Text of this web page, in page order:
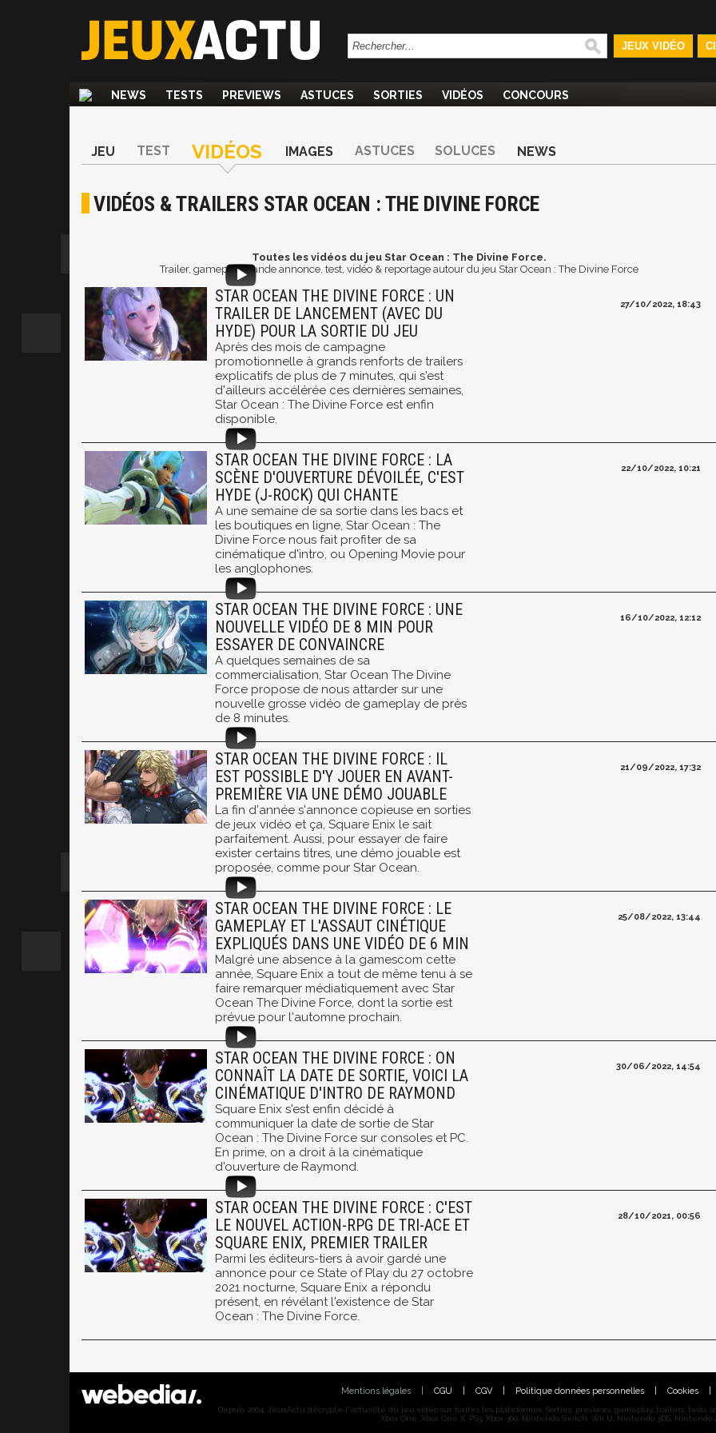
JEUX VIDÉO
NEWS TESTS PREVIEWS ASTUCES SORTIES VIDÉOS CONCOURS
JEU TEST VIDÉOS IMAGES ASTUCES SOLUCES NEWS
VIDÉOS & TRAILERS STAR OCEAN : THE DIVINE FORCE
Toutes les vidéos du jeu Star Ocean : The Divine Force.
Trailer, gameplay, bande annonce, test, vidéo & reportage autour du jeu Star Ocean : The Divine Force
STAR OCEAN THE DIVINE FORCE : UN
TRAILER DE LANCEMENT (AVEC DU
HYDE) POUR LA SORTIE DU JEU
Après des mois de campagne
promotionnelle à grands renforts de trailers
explicatifs de plus de 7 minutes, qui s'est
d'ailleurs accélérée ces dernières semaines,
Star Ocean : The Divine Force est enfin
disponible.
27/10/2022, 18:43
STAR OCEAN THE DIVINE FORCE : LA
SCÈNE D'OUVERTURE DÉVOILÉE, C'EST
HYDE (J-ROCK) QUI CHANTE
A une semaine de sa sortie dans les bacs et
les boutiques en ligne, Star Ocean : The
Divine Force nous fait profiter de sa
cinématique d'intro, ou Opening Movie pour
les anglophones.
22/10/2022, 10:21
STAR OCEAN THE DIVINE FORCE : UNE
NOUVELLE VIDÉO DE 8 MIN POUR
ESSAYER DE CONVAINCRE
A quelques semaines de sa
commercialisation, Star Ocean The Divine
Force propose de nous attarder sur une
nouvelle grosse vidéo de gameplay de près
de 8 minutes.
16/10/2022, 12:12
STAR OCEAN THE DIVINE FORCE : IL
EST POSSIBLE D'Y JOUER EN AVANT-
PREMIÈRE VIA UNE DÉMO JOUABLE
La fin d'année s'annonce copieuse en sorties
de jeux vidéo et ça, Square Enix le sait
parfaitement. Aussi, pour essayer de faire
exister certains titres, une démo jouable est
proposée, comme pour Star Ocean.
21/09/2022, 17:32
STAR OCEAN THE DIVINE FORCE : LE
GAMEPLAY ET L'ASSAUT CINÉTIQUE
EXPLIQUÉS DANS UNE VIDÉO DE 6 MIN
Malgré une absence à la gamescom cette
année, Square Enix a tout de même tenu à se
faire remarquer médiatiquement avec Star
Ocean The Divine Force, dont la sortie est
prévue pour l'automne prochain.
25/08/2022, 13:44
STAR OCEAN THE DIVINE FORCE : ON
CONNAÎT LA DATE DE SORTIE, VOICI LA
CINÉMATIQUE D'INTRO DE RAYMOND
Square Enix s'est enfin décidé à
communiquer la date de sortie de Star
Ocean : The Divine Force sur consoles et PC.
En prime, on a droit à la cinématique
d'ouverture de Raymond.
30/06/2022, 14:54
STAR OCEAN THE DIVINE FORCE : C'EST
LE NOUVEL ACTION-RPG DE TRI-ACE ET
SQUARE ENIX, PREMIER TRAILER
Parmi les éditeurs-tiers à avoir gardé une
annonce pour ce State of Play du 27 octobre
2021 nocturne, Square Enix a répondu
présent, en révélant l'existence de Star
Ocean : The Divine Force.
28/10/2021, 00:56
Mentions légales CGU CGV Politique données personnelles Cookies
Depuis 2004, JeuxActu décrypte l'actualité du jeu vidéo sur toutes les plateformes. Sorties, previews, gameplay, trailers, tests,
Xbox One, Xbox One X, PS3, Xbox 360, Nintendo Switch, Wii U, Nintendo 3DS, Nintendo